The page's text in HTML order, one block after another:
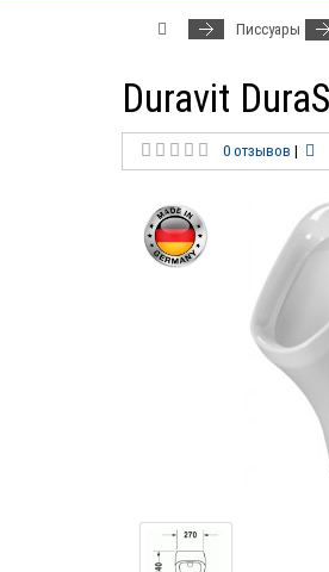
Писсуары
Duravit
0 отзывов |